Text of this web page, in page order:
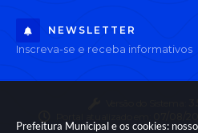
Prefeitura Municipal e os cookies:
NEWSLETTER
Inscreva-se e receba informativos